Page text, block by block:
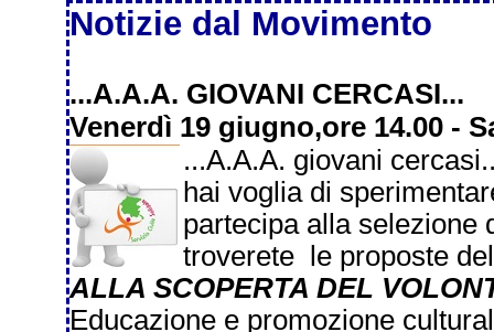
Notizie dal Movimento
...A.A.A. GIOVANI CERCASI...
Venerdì 19 giugno,ore 14.00 -
...A.A.A. giovani
hai voglia di
partecipa alla
troverete le proposte
ALLA SCOPERTA DEL
Educazione e promozione